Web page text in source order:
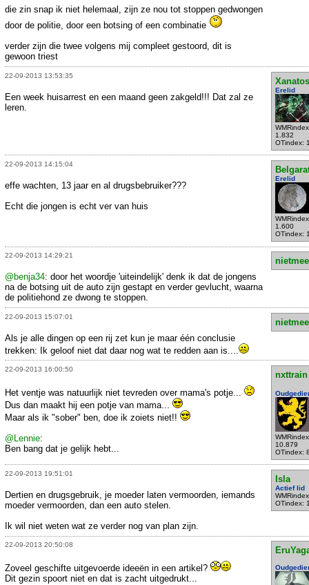
die zin snap ik niet helemaal, zijn ze nou tot stoppen gedwongen
door de politie, door een botsing of een combinatie
verder zijn die twee volgens mij compleet gestoord, dit is
gewoon triest
22-09-2013 13:53:35
Xanatos
Erelid
1.832
OTindex:
Een week huisarrest en een maand geen zakgeld!!! Dat zal ze
leren.
22-09-2013 14:15:04
Erelid
1.600
OTindex:
effe wachten, 13 jaar en al drugsbebruiker???
Echt die jongen is echt ver van huis
22-09-2013 14:29:21
@benja34: door het woordje 'uiteindelijk' denk ik dat de jongens
na de botsing uit de auto zijn gestapt en verder gevlucht, waarna
de politiehond ze dwong te stoppen.
22-09-2013 15:07:01
Als je alle dingen op een rij zet kun je maar één conclusie
trekken: Ik geloof niet dat daar nog wat te redden aan is....
22-09-2013 16:00:50
nxttrain
10.879
OTindex:
Het ventje was natuurlijk niet tevreden over mama's potje...
Dus dan maakt hij een potje van mama...
Maar als ik "sober" ben, doe ik zoiets niet!!
@Lennie:
Ben bang dat je gelijk hebt...
22-09-2013 19:51:01
Isla
Actief lid
OTindex:
Dertien en drugsgebruik, je moeder laten vermoorden, iemands
moeder vermoorden, dan een auto stelen.
Ik wil niet weten wat ze verder nog van plan zijn.
22-09-2013 20:50:08
Zoveel geschifte uitgevoerde ideeën in een artikel?
Dit gezin spoort niet en dat is zacht uitgedrukt...